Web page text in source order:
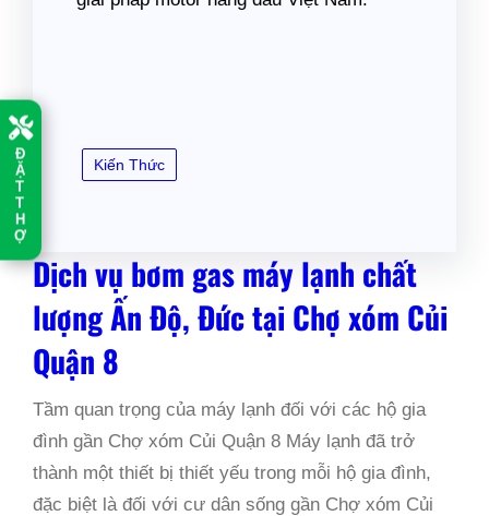
Đ
Ặ
T
T
H
Ợ
Kiến Thức
Dịch vụ bơm gas máy lạnh chất
lượng Ấn Độ, Đức tại Chợ xóm Củi
Quận 8
Tầm quan trọng của máy lạnh đối với các hộ gia
đình gần Chợ xóm Củi Quận 8 Máy lạnh đã trở
thành một thiết bị thiết yếu trong mỗi hộ gia đình,
đặc biệt là đối với cư dân sống gần Chợ xóm Củi